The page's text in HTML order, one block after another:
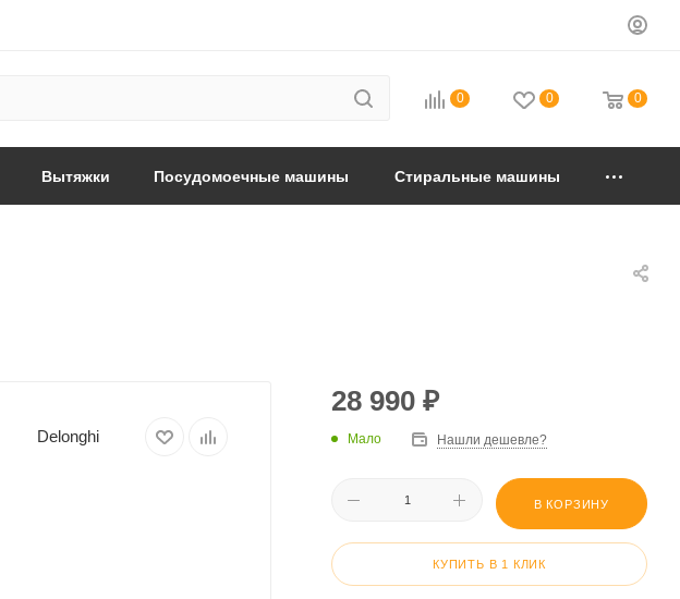
0 0 0
Вытяжки Посудомоечные машины Стиральные машины
Delonghi
28 990 ₽
Мало Нашли дешевле?
В КОРЗИНУ
КУПИТЬ В 1 КЛИК